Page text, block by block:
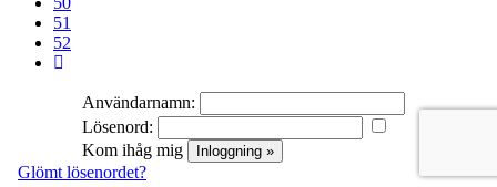
51
52
Användarnamn:
Lösenord:
Kom ihåg mig
Glömt lösenordet?